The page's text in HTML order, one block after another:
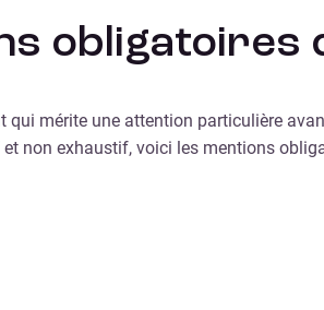
obligatoires
mérite une attention particulière
non exhaustif, voici les mentions